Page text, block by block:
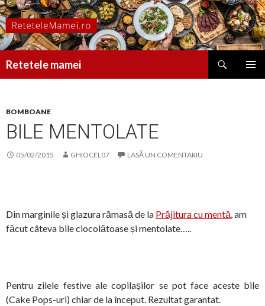
Retetele mamei
BOMBOANE
BILE MENTOLATE
05/02/2015 GHIOCEL07 LASĂ UN COMENTARIU
Din marginile și glazura rămasă de la Prăjitura cu mentă, am
făcut câteva bile ciocolătoase și mentolate…..
Pentru zilele festive ale copilașilor se pot face aceste bile
(Cake Pops-uri) chiar de la început. Rezultat garantat.